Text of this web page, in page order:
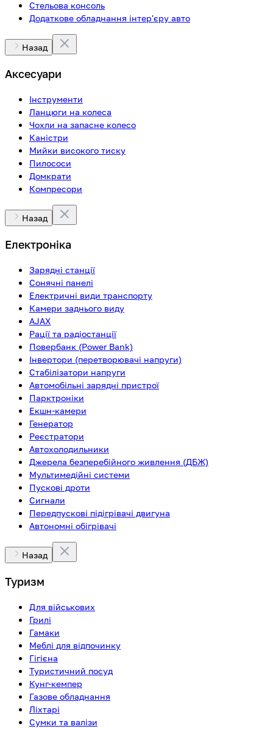
Стельова консоль
Додаткове обладнання інтер'єру авто
Назад
Аксесуари
Інструменти
Ланцюги на колеса
Чохли на запасне колесо
Каністри
Мийки високого тиску
Пилососи
Домкрати
Компресори
Назад
Електроніка
Зарядні станції
Сонячні панелі
Електричні види транспорту
Камери заднього виду
AJAX
Рації та радіостанції
Повербанк (Power Bank)
Інвертори (перетворювачі напруги)
Стабілізатори напруги
Автомобільні зарядні пристрої
Парктроніки
Екшн-камери
Генератор
Реєстратори
Автохолодильники
Джерела безперебійного живлення (ДБЖ)
Мультимедійні системи
Пускові дроти
Сигнали
Передпускові підігрівачі двигуна
Автономні обігрівачі
Назад
Туризм
Для військових
Грилі
Гамаки
Меблі для відпочинку
Гігієна
Туристичний посуд
Кунг-кемпер
Газове обладнання
Ліхтарі
Сумки та валізи